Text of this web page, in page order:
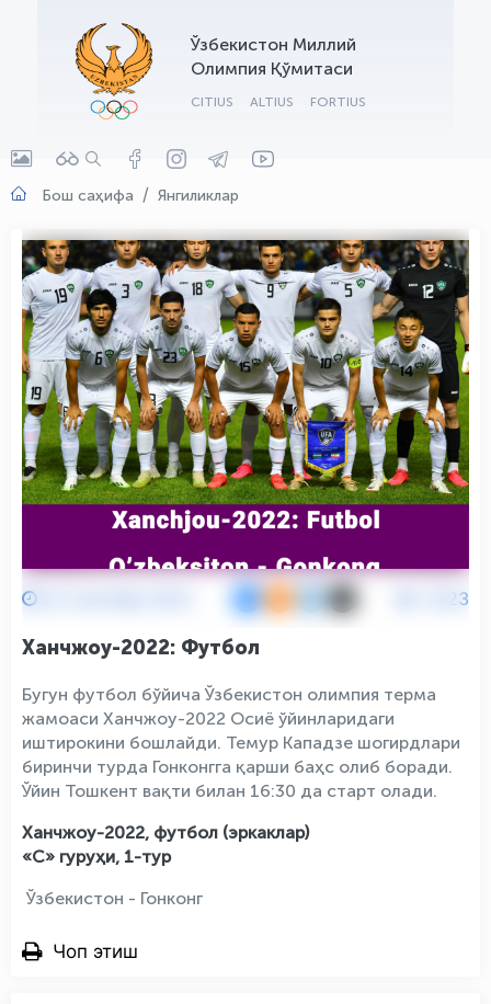
Ўзбекистон Миллий
Олимпия Қўмитаси
CITIUS ALTIUS FORTIUS
Бош саҳифа Янгиликлар
2523
Ханчжоу-2022: Футбол
Бугун футбол бўйича Ўзбекистон олимпия терма
жамоаси Ханчжоу-2022 Осиё ўйинларидаги
иштирокини бошлайди. Темур Кападзе шогирдлари
биринчи турда Гонконгга қарши баҳс олиб боради.
Ўйин Тошкент вақти билан 16:30 да старт олади.
Ханчжоу-2022, футбол (эркаклар)
«С» гуруҳи, 1-тур
Ўзбекистон - Гонконг
Чоп этиш
OLYMPCHIK AI - yordamchi
Онлайн · olympic.uz